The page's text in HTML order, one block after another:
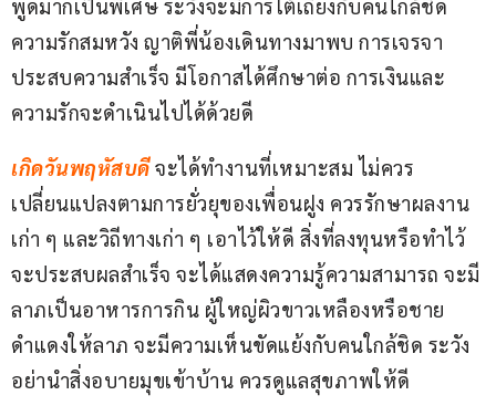
พูดมากเป็นพิเศษ ระวังจะมีการโต้เถียงกับคนใกล้ชิด
ความรักสมหวัง ญาติพี่น้องเดินทางมาพบ การเจรจา
ประสบความสำเร็จ มีโอกาสได้ศึกษาต่อ การเงินและ
ความรักจะดำเนินไปได้ด้วยดี
เกิดวันพฤหัสบดีจะได้ทำงานที่เหมาะสม ไม่ควร
เปลี่ยนแปลงตามการยั่วยุของเพื่อนฝูง ควรรักษาผลงาน
เก่า ๆ และวิถีทางเก่า ๆ เอาไว้ให้ดี สิ่งที่ลงทุนหรือทำไว้
จะประสบผลสำเร็จ จะได้แสดงความรู้ความสามารถ จะมี
ลาภเป็นอาหารการกิน ผู้ใหญ่ผิวขาวเหลืองหรือชาย
ดำแดงให้ลาภ จะมีความเห็นขัดแย้งกับคนใกล้ชิด ระวัง
อย่านำสิ่งอบายมุขเข้าบ้าน ควรดูแลสุขภาพให้ดี